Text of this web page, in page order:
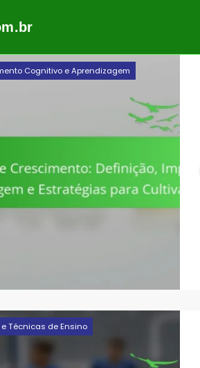
Cognitivo e Aprendizagem
Técnicas de Ensino